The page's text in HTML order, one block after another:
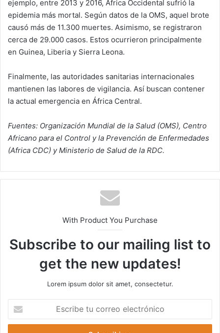
ejemplo, entre 2013 y 2016, África Occidental sufrió la
epidemia más mortal. Según datos de la OMS, aquel brote
causó más de 11.300 muertes. Asimismo, se registraron
cerca de 29.000 casos. Estos ocurrieron principalmente
en Guinea, Liberia y Sierra Leona.
Finalmente, las autoridades sanitarias internacionales
mantienen las labores de vigilancia. Así buscan contener
la actual emergencia en África Central.
Fuentes: Organización Mundial de la Salud (OMS), Centro
Africano para el Control y la Prevención de Enfermedades
(Africa CDC) y Ministerio de Salud de la RDC.
With Product You Purchase
Subscribe to our mailing list to
get the new updates!
Lorem ipsum dolor sit amet, consectetur.
correo